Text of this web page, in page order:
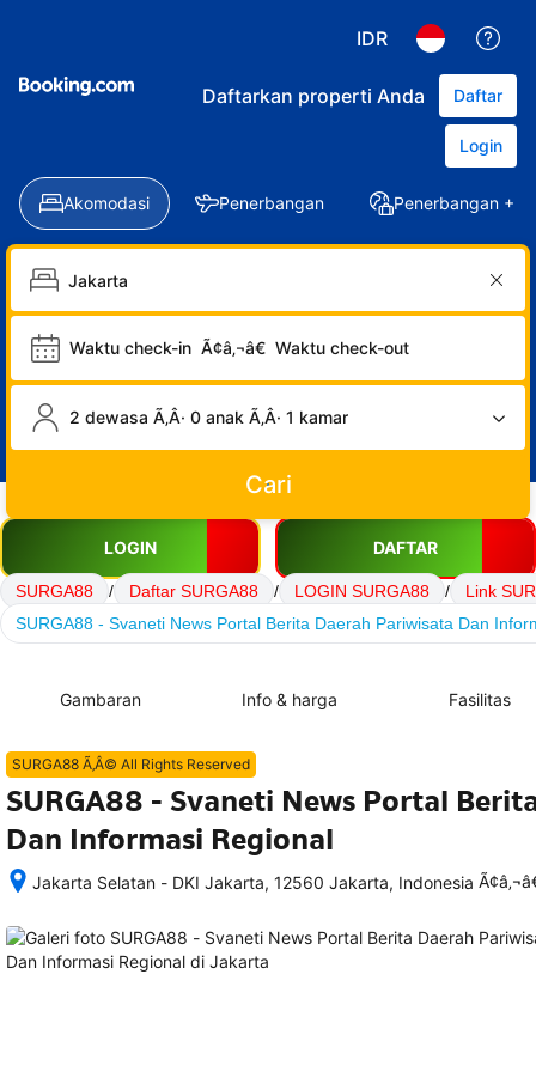
IDR
Daftarkan properti Anda Daftar
Login
Akomodasi Penerbangan Penerbangan +
Waktu check-in Ã¢â‚¬â€ Waktu check-out
2 dewasa Ã‚Â· 0 anak Ã‚Â· 1 kamar
Cari
LOGIN DAFTAR
SURGA88 / Daftar SURGA88 / LOGIN SURGA88 /
Link
SURGA88 - Svaneti News Portal Berita Daerah Pariwisata Dan
Gambaran Info & harga Fasilitas
SURGA88 Ã‚Â© All Rights Reserved
SURGA88 - Svaneti News Portal
Dan Informasi Regional
Jakarta Selatan - DKI Jakarta, 12560 Jakarta, Indonesia
memesan,
semua